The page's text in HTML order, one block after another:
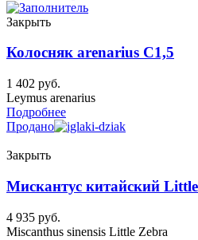
Закрыть
Колосняк arenarius C1,5
1 402 руб.
Leymus arenarius
Подробнее
Продано
Закрыть
Мискантус китайский
4 935 руб.
Miscanthus sinensis Little Zebra